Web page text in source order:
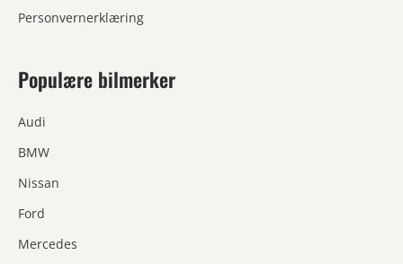
Personvernerklæring
Populære bilmerker
Audi
BMW
Nissan
Ford
Mercedes